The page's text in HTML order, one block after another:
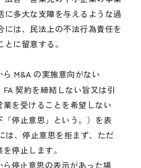
に多大な支障を与えるような過
には、民法上の不法行為責任を
に留意する。
M&A の実施意向がない
契約を締結しない旨又は引
業を受けることを希望しない
「停止意思」という。）を表
は、停止意思を拒まず、ただ
停止します。
停止意思の表示があった場